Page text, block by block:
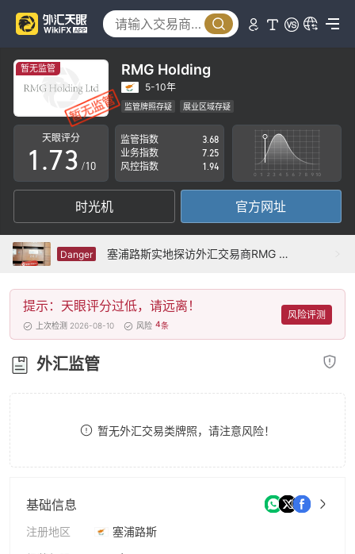
暂无监管 RMG Holding
5-10年
监管牌照存疑
展业区域存疑
塞浦路斯全牌照 (MM)已撤销
高级风险隐患
天眼评分
0
1
2
3
4
5
6
7
8
.
3
4
5
6
7
8
9
0
1
2
3
4
5
6
7
8
9
/10
监管指数
3.68
业务指数
7.25
风控指数
1.94
时光机 官方网址
Danger 塞浦路斯实地探访外汇交易商RMG HOLDING 不存在真实展业场所
提示：天眼评分过低，请远离！
上次检测 2026-08-10 风险 4条
风险评测
外汇监管
暂无外汇交易类牌照，请注意风险！
基础信息
注册地区
塞浦路斯